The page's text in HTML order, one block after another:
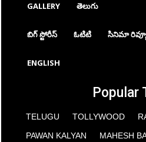
GALLERY తెలుగు
బిగ్ స్టోరీస్ ఓటిటి సినిమా
ENGLISH
Popular
TELUGU TOLLYWOOD
PAWAN KALYAN
MAHESH